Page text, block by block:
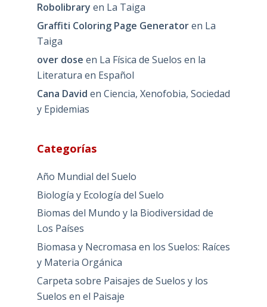
Robolibrary en La Taiga
Graffiti Coloring Page Generatoren La
Taiga
over dose en La Física de Suelos en la
Literatura en Español
Cana David en Ciencia, Xenofobia, Sociedad
y Epidemias
Categorías
Año Mundial del Suelo
Biología y Ecología del Suelo
Biomas del Mundo y la Biodiversidad de
Los Países
Biomasa y Necromasa en los Suelos: Raíces
y Materia Orgánica
Carpeta sobre Paisajes de Suelos y los
Suelos en el Paisaje